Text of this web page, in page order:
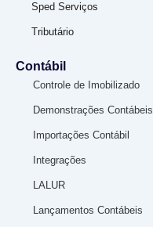
Sped Serviços
Tributário
Contábil
Controle de Imobilizado
Demonstrações Contábeis
Importações Contábil
Integrações
LALUR
Lançamentos Contábeis